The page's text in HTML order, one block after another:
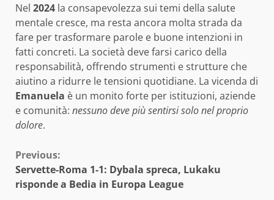
Nel 2024 la consapevolezza sui temi della salute
mentale cresce, ma resta ancora molta strada da
fare per trasformare parole e buone intenzioni in
fatti concreti. La società deve farsi carico della
responsabilità, offrendo strumenti e strutture che
aiutino a ridurre le tensioni quotidiane. La vicenda di
Emanuela è un monito forte per istituzioni, aziende
e comunità: nessuno deve più sentirsi solo nel proprio
dolore.
Continue
Reading
Previous:
Servette-Roma 1-1: Dybala spreca, Lukaku
risponde a Bedia in Europa League